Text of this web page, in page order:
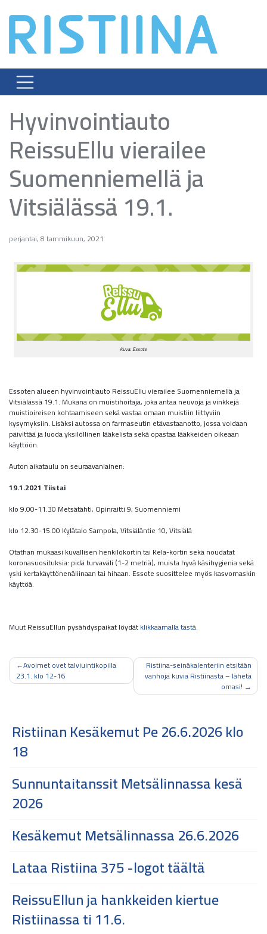
content
Hyvinvointiauto
ReissuEllu vierailee
Suomenniemellä ja
Vitsiälässä 19.1.
perjantai, 8 tammikuun, 2021
Kuva: Essote
Essoten alueen hyvinvointiauto ReissuEllu vierailee Suomenniemellä ja
Vitsiälässä 19.1. Mukana on muistihoitaja, joka antaa neuvoja ja vinkkejä
muistioireisen kohtaamiseen sekä vastaa omaan muistiin liittyviin
kysymyksiin. Lisäksi autossa on farmaseutin etävastaanotto, jossa voidaan
päivittää ja luoda yksilöllinen lääkelista sekä opastaa lääkkeiden oikeaan
käyttöön.
Auton aikataulu on seuraavanlainen:
19.1.2021 Tiistai
klo 9.00-11.30 Metsätähti, Opinraitti 9, Suomenniemi
klo 12.30-15.00 Kylätalo Sampola, Vitsiäläntie 10, Vitsiälä
Otathan mukaasi kuvallisen henkilökortin tai Kela-kortin sekä noudatat
koronasuosituksia: pidä turvaväli (1-2 metriä), muista hyvä käsihygienia sekä
yski kertakäyttönenäliinaan tai hihaan. Essote suosittelee myös kasvomaskin
käyttöä.
Muut ReissuEllun pysähdyspaikat löydätklikkaamalla tästä.
Artikkelien
selaus
Avoimet ovet talviuintikopilla
23.1. klo 12-16
Ristiina-seinäkalenteriin etsitään
vanhoja kuvia Ristiinasta – lähetä
omasi!
Ristiinan Kesäkemut Pe 26.6.2026 klo
18
Sunnuntaitanssit Metsälinnassa kesä
2026
Kesäkemut Metsälinnassa 26.6.2026
Lataa Ristiina 375 -logot täältä
ReissuEllun ja hankkeiden kiertue
Ristiinassa ti 11.6.